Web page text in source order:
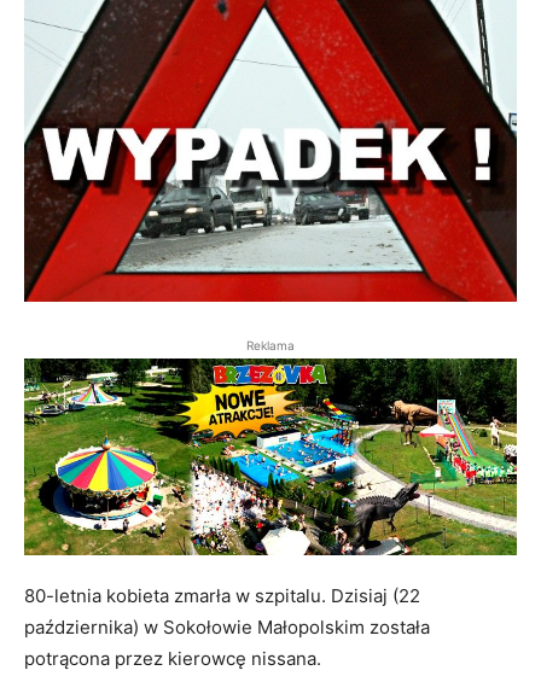
Reklama
80-letnia kobieta zmarła w szpitalu. Dzisiaj (22
października) w Sokołowie Małopolskim została
potrącona przez kierowcę nissana.